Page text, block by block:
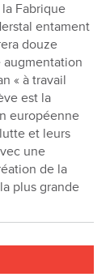
Fabrique
entament
douze
augmentation
« à travail
est la
européenne
et leurs
une
de la
plus grande